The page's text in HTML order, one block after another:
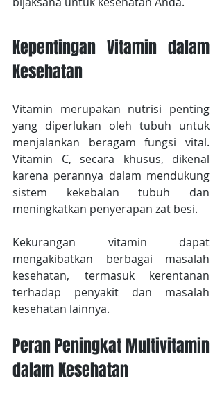
Kepentingan Vitamin dalam
Kesehatan
Vitamin merupakan nutrisi penting
yang diperlukan oleh tubuh untuk
menjalankan beragam fungsi vital.
Vitamin C, secara khusus, dikenal
karena perannya dalam mendukung
sistem kekebalan tubuh dan
meningkatkan penyerapan zat besi.
Kekurangan vitamin dapat
mengakibatkan berbagai masalah
kesehatan, termasuk kerentanan
terhadap penyakit dan masalah
kesehatan lainnya.
Peran Peningkat Multivitamin
dalam Kesehatan